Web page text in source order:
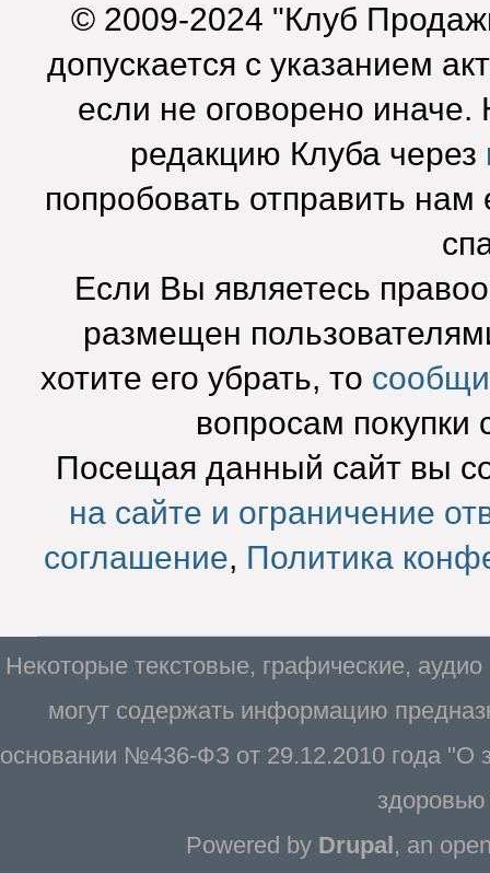
© 2009-2024 "Клуб
допускается с указанием
если не оговорено
редакцию Клуба через
попробовать отправить нам
Если Вы являетесь
размещен
хотите его убрать, то
вопросам покупки
Посещая данный сайт вы
на сайте и ограничение
соглашение, Политика
Некоторые текстовые, графические,
могут содержать информацию
основании №436-ФЗ от 29.12.2010 года "О
Powered by Drupal, an